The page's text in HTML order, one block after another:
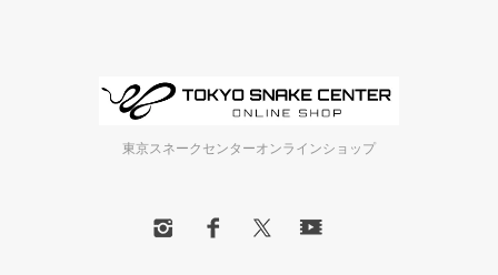
東京スネークセンターオンラインショップ